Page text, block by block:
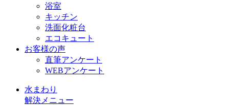
浴室
キッチン
洗面化粧台
エコキュート
お客様の声
直筆アンケート
WEBアンケート
水まわり
解決メニュー